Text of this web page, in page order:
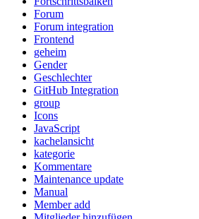
Forum
Forum integration
Frontend
geheim
Gender
Geschlechter
GitHub Integration
group
Icons
JavaScript
kachelansicht
kategorie
Kommentare
Maintenance update
Manual
Member add